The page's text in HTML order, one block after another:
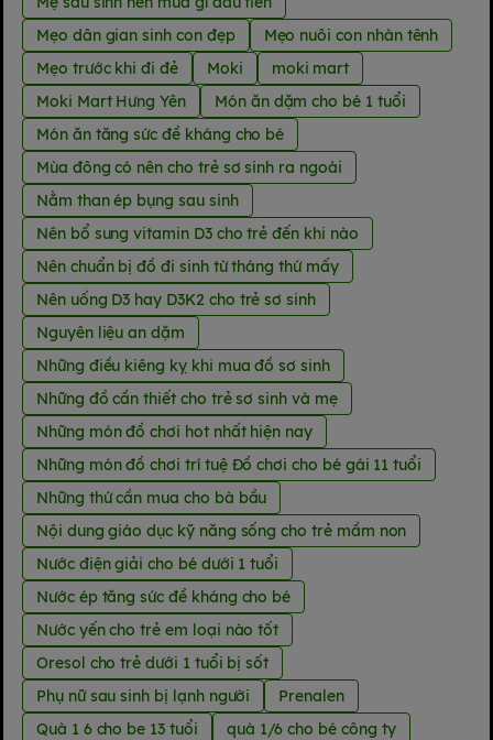
Mẹo dân gian sinh con đẹp
Mẹo nuôi con nhàn tênh
Mẹo trước khi đi đẻ
Moki
moki mart
Moki Mart Hưng Yên
Món ăn dặm cho bé 1 tuổi
Món ăn tăng sức đề kháng cho bé
Mùa đông có nên cho trẻ sơ sinh ra ngoài
Nằm than ép bụng sau sinh
Nên bổ sung vitamin D3 cho trẻ đến khi nào
Nên chuẩn bị đồ đi sinh từ tháng thứ mấy
Nên uống D3 hay D3K2 cho trẻ sơ sinh
Nguyên liệu an dặm
Những điều kiêng kỵ khi mua đồ sơ sinh
Những đồ cần thiết cho trẻ sơ sinh và mẹ
Những món đồ chơi hot nhất hiện nay
Những món đồ chơi trí tuệ Đồ chơi cho bé gái 11 tuổi
Những thứ cần mua cho bà bầu
Nội dung giáo dục kỹ năng sống cho trẻ mầm non
Nước điện giải cho bé dưới 1 tuổi
Nước ép tăng sức đề kháng cho bé
Nước yến cho trẻ em loại nào tốt
Oresol cho trẻ dưới 1 tuổi bị sốt
Phụ nữ sau sinh bị lạnh người
Prenalen
Quà 1 6 cho be 13 tuổi
quà 1/6 cho bé công ty